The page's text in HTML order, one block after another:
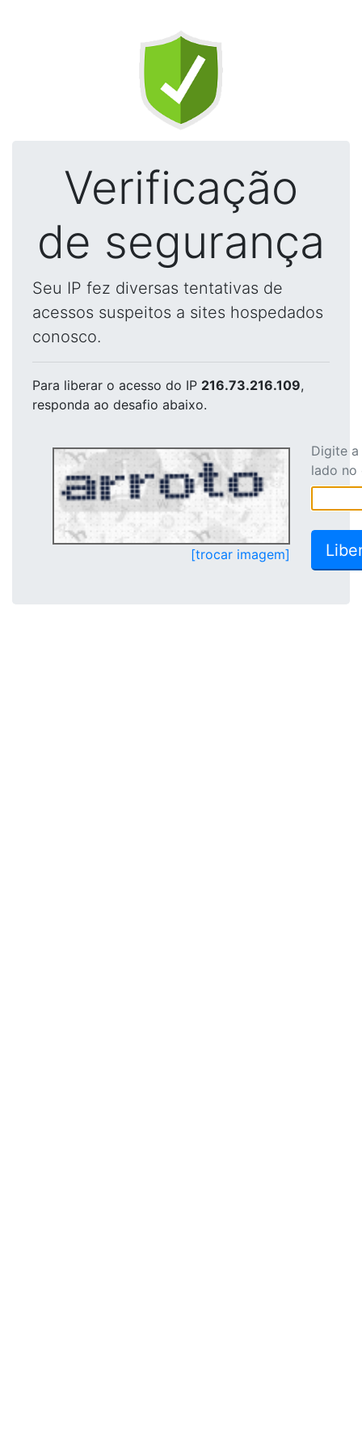
Verificação
de segurança
Seu IP fez diversas tentativas de
acessos suspeitos a sites hospedados
conosco.
Para liberar o acesso do IP 216.73.216.109,
responda ao desafio abaixo.
[trocar imagem]
Digite
lado no